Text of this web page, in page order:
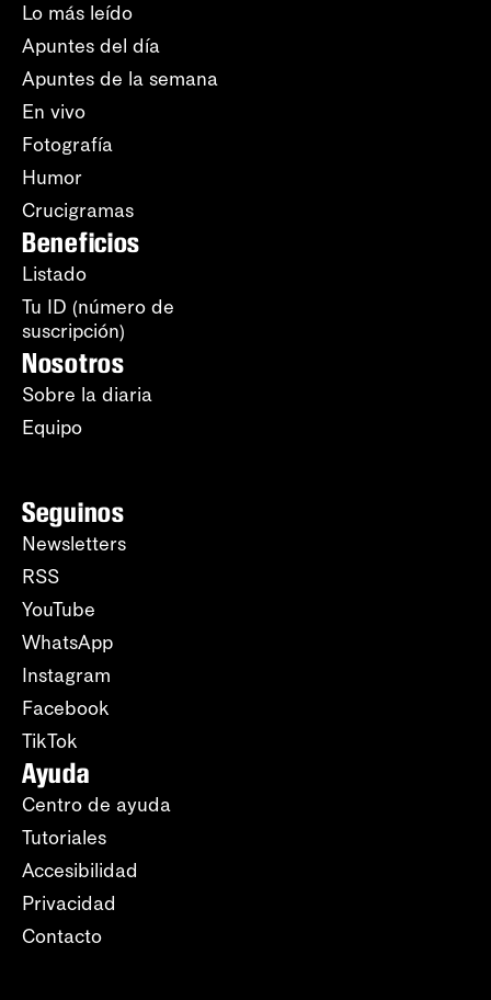
Lo más leído
Apuntes del día
Apuntes de la semana
En vivo
Fotografía
Humor
Crucigramas
Beneficios
Listado
Tu ID (número de
suscripción)
Nosotros
Sobre la diaria
Equipo
Seguinos
Newsletters
RSS
YouTube
WhatsApp
Instagram
Facebook
TikTok
Ayuda
Centro de ayuda
Tutoriales
Accesibilidad
Privacidad
Contacto